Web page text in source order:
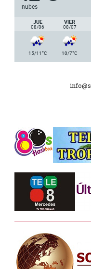
2025
Dpto.
Tele 8
La
Junta
nubes
JUE
08/06
VIER
08/07
15/11°C 10/7°C